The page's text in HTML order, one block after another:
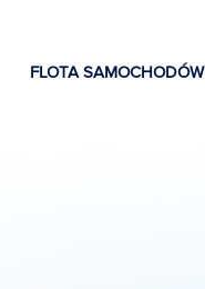
FLOTA SAMOCHODÓW